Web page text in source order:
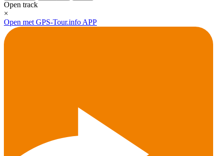
Open track
×
Open met GPS-Tour.info APP